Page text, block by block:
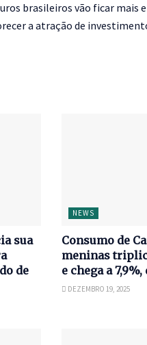
brasileiros vão ficar
a atração de
sua
de
NEWS
Consumo de
meninas
e chega a
DEZEMBRO 19, 2025